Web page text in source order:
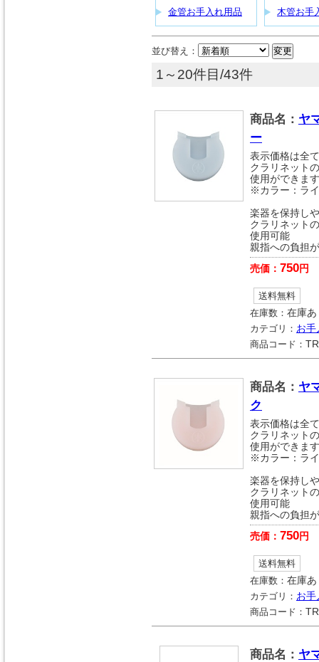
金管お手入れ用品 木管お手
並び替え：
1～20件目/43件
商品名： ヤ
ー
表示価格は全
クラリネット
使用ができま
※カラー：ラ
楽器を保持し
クラリネット
使用可能
親指への負担
売価： 750 円
送料無料
在庫数： 在庫あ
カテゴリ： お手
商品コード：
商品名： ヤ
ク
表示価格は全
クラリネット
使用ができま
※カラー：ラ
楽器を保持し
クラリネット
使用可能
親指への負担
売価： 750 円
送料無料
在庫数： 在庫あ
カテゴリ： お手
商品コード：
商品名： ヤ